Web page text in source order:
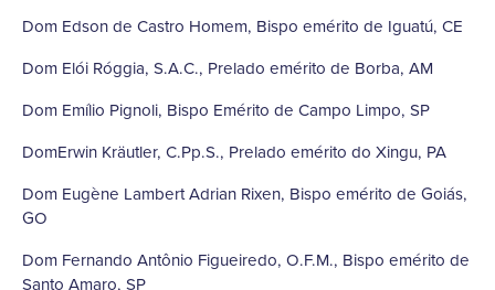
Dom Edson de Castro Homem, Bispo emérito de Iguatú, CE
Dom Elói Róggia, S.A.C., Prelado emérito de Borba, AM
Dom Emílio Pignoli, Bispo Emérito de Campo Limpo, SP
DomErwin Kräutler, C.Pp.S., Prelado emérito do Xingu, PA
Dom Eugène Lambert Adrian Rixen, Bispo emérito de Goiás,
GO
Dom Fernando Antônio Figueiredo, O.F.M., Bispo emérito de
Santo Amaro, SP